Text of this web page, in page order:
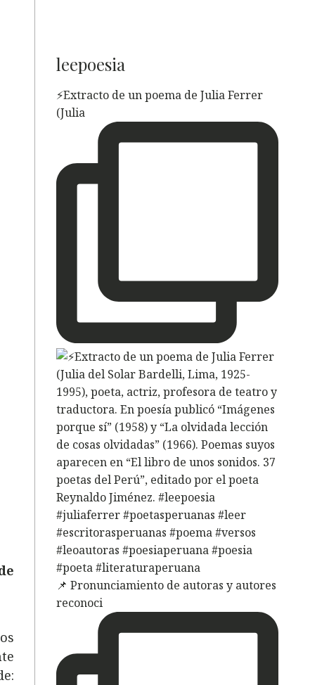
leepoesia
⚡️Extracto de un poema de Julia Ferrer
(Julia
📌 Pronunciamiento de autoras y autores
reconoci